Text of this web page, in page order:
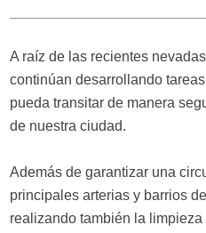
A raíz de las recientes
continúan desarrollando
pueda transitar de manera
de nuestra ciudad.
Además de garantizar una
principales arterias y barrios
realizando también la